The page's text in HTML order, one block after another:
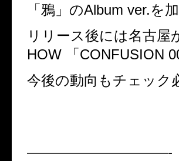
「鴉」のAlbum ver.を
リリース後には名古屋
HOW 「CONFUSION
今後の動向もチェック
——————————-